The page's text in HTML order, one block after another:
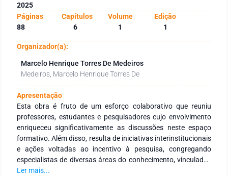
2025
Páginas
Capítulos Volume
Edição
88
6 1 1
Organizador(a):
Marcelo Henrique Torres De Medeiros
Medeiros, Marcelo Henrique Torres De
Apresentação
Esta obra é fruto de um esforço colaborativo que reuniu
professores, estudantes e pesquisadores cujo envolvimento
enriqueceu significativamente as discussões neste espaço
formativo. Além disso, resulta de iniciativas interinstitucionais
e ações voltadas ao incentivo à pesquisa, congregando
especialistas de diversas áreas do conhecimento, vinculados
a Instituições de Educação Superior, públicas e privadas, em
Ler mais...